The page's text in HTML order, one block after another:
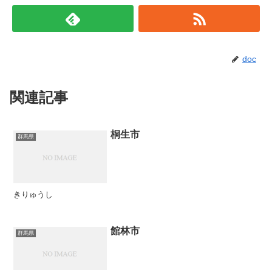
doc
関連記事
群馬県 桐生市
きりゅうし
群馬県 館林市